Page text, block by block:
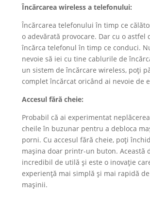
Încărcarea wireless a telefonului:
Încărcarea telefonului în timp ce
o adevărată provocare. Dar cu o astfel
încărca telefonul în timp ce conduci.
nevoie să iei cu tine cablurile de
un sistem de încărcare wireless, poți
complet încărcat oricând ai nevoie de
Accesul fără cheie:
Probabil că ai experimentat
cheile în buzunar pentru a debloca
porni. Cu accesul fără cheie, poți
mașina doar printr-un buton. Această
incredibil de utilă și este o inovație
experiență mai simplă și mai rapidă
mașinii.